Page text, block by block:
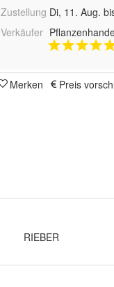
Zustellung Di, 11. Aug.
Verkäufer
Merken Preis
RIEBER